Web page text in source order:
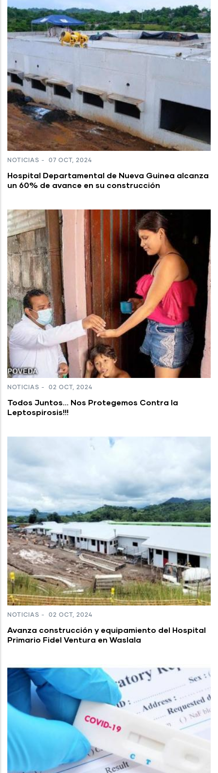
NOTICIAS - 07 OCT, 2024
Hospital Departamental de Nueva Guinea alcanza
un 60% de avance en su construcción
NOTICIAS - 02 OCT, 2024
Todos Juntos... Nos Protegemos Contra la
Leptospirosis!!!
NOTICIAS - 02 OCT, 2024
Avanza construcción y equipamiento del Hospital
Primario Fidel Ventura en Waslala